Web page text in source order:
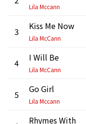
Lila Mccann
3 Kiss Me Now
Lila McCann
4 I Will Be
Lila McCann
5 Go Girl
Lila Mccann
Rhymes With